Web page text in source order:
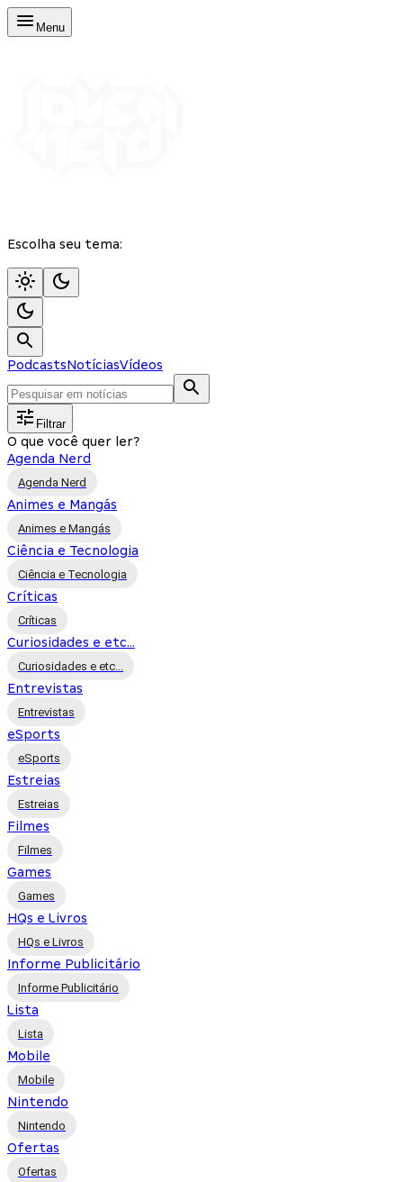
Menu
Escolha seu tema:
PodcastsNotíciasVídeos
Filtrar
O que você quer ler?
Agenda Nerd
Agenda Nerd
Animes e Mangás
Animes e Mangás
Ciência e Tecnologia
Ciência e Tecnologia
Críticas
Críticas
Curiosidades e etc...
Curiosidades e etc...
Entrevistas
Entrevistas
eSports
eSports
Estreias
Estreias
Filmes
Filmes
Games
Games
HQs e Livros
HQs e Livros
Informe Publicitário
Informe Publicitário
Lista
Lista
Mobile
Mobile
Nintendo
Nintendo
Ofertas
Ofertas